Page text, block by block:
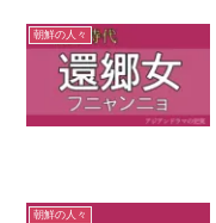
朝鮮の人々
朝鮮の人々